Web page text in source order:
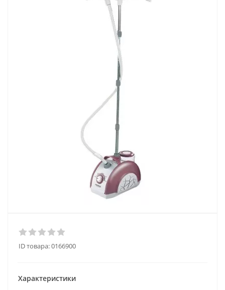
ID товара:0166900
Характеристики